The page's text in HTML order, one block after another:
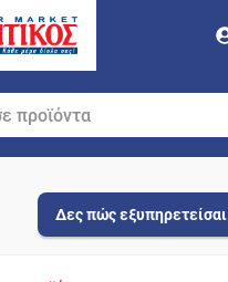
Δες πώς εξυπηρετείσαι